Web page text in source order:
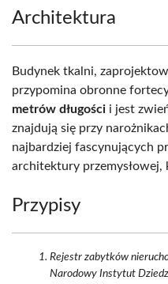
Architektura
Budynek tkalni,
przypomina obronne
metrów długości i jest
znajdują się przy
najbardziej fascynujących
architektury przemysłowej,
Przypisy
Rejestr zabytków
Narodowy Instytut